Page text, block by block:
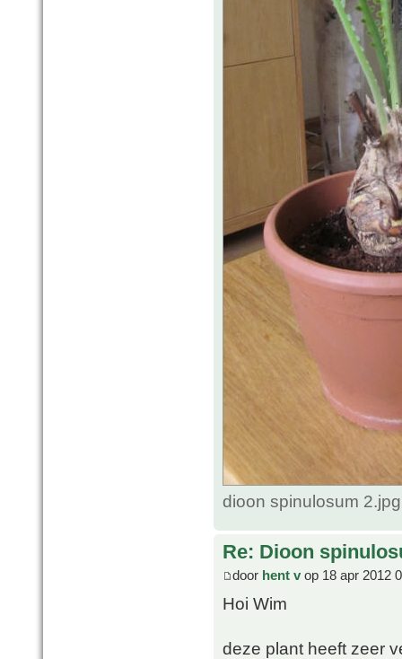
dioon spinulosum
Re: Dioon
door hent v op 18 apr 2012
Hoi Wim
deze plant heeft zeer